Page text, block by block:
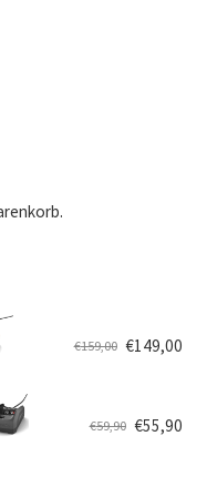
€159,00 €149,00
€59,90 €55,90